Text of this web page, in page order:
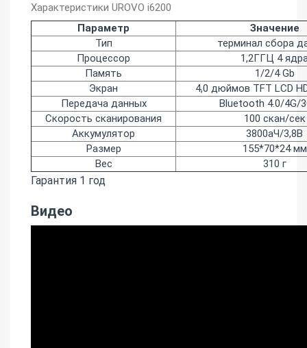
Характеристики UROVO i6200
Параметр
Значение
Тип
терминал сбора
Процессор
1,2ГГЦ 4
Память
1/2/4 Gb
Экран
4,0 дюймов TFT LCD
Передача данных
Bluetooth 4.0/4G/
Скорость сканирования
100 скан/сек
Аккумулятор
3800аЧ/3,8В
Размер
155*70*24 мм
Вес
310 г
Гарантия 1 год
Видео